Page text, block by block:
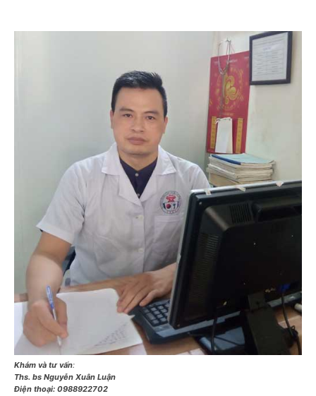
Khám và tư vấn:
Ths. bs Nguyễn Xuân Luận
Điện thoại: 0988922702